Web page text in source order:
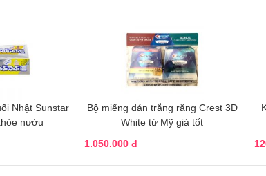
Nhật Sunstar
nướu
Bộ miếng dán trắng răng Crest 3D
White từ Mỹ giá tốt
1.050.000 đ